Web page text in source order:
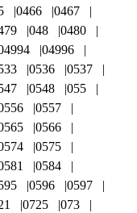
0466
0467
048
0480
04996
0536
0537
0548
055
0557
0566
0575
0584
0596
0597
0725
073